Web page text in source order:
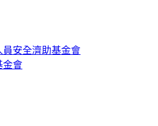
安全濟助基金會
金會